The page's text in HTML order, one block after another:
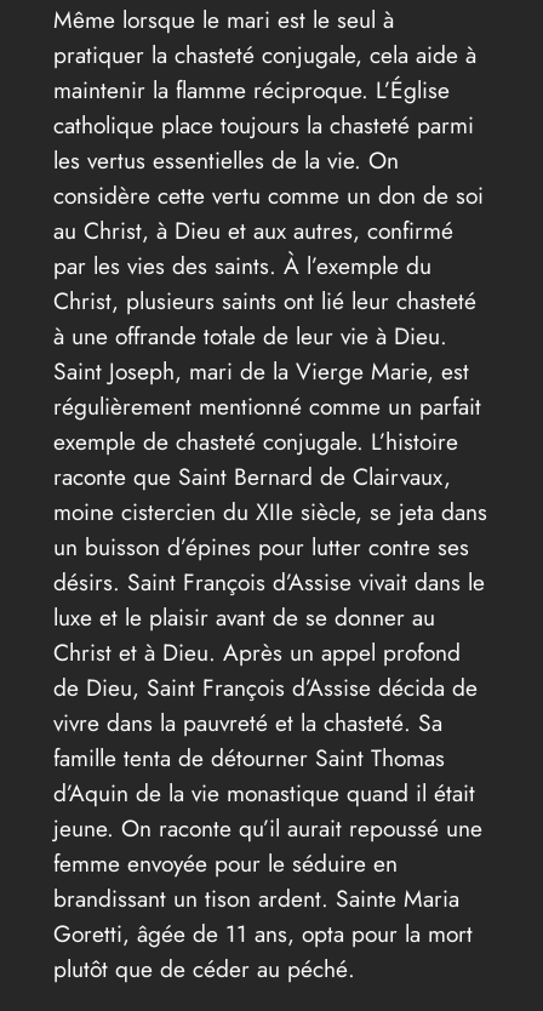
Même lorsque le mari est le seul à
pratiquer la chasteté conjugale, cela aide à
maintenir la flamme réciproque. L’Église
catholique place toujours la chasteté parmi
les vertus essentielles de la vie. On
considère cette vertu comme un don de soi
au Christ, à Dieu et aux autres, confirmé
par les vies des saints. À l’exemple du
Christ, plusieurs saints ont lié leur chasteté
à une offrande totale de leur vie à Dieu.
Saint Joseph, mari de la Vierge Marie, est
régulièrement mentionné comme un parfait
exemple de chasteté conjugale. L’histoire
raconte que Saint Bernard de Clairvaux,
moine cistercien du XIIe siècle, se jeta dans
un buisson d’épines pour lutter contre ses
désirs. Saint François d’Assise vivait dans le
luxe et le plaisir avant de se donner au
Christ et à Dieu. Après un appel profond
de Dieu, Saint François d’Assise décida de
vivre dans la pauvreté et la chasteté. Sa
famille tenta de détourner Saint Thomas
d’Aquin de la vie monastique quand il était
jeune. On raconte qu’il aurait repoussé une
femme envoyée pour le séduire en
brandissant un tison ardent. Sainte Maria
Goretti, âgée de 11 ans, opta pour la mort
plutôt que de céder au péché.